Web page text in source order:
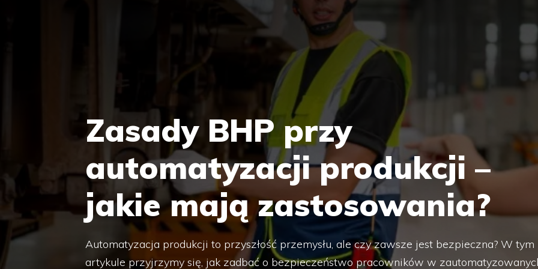
Zasady BHP przy
automatyzacji produkcji –
jakie mają zastosowania?
Automatyzacja produkcji to przyszłość przemysłu, ale czy zawsze jest bezpieczna? W tym
artykule przyjrzymy się, jak zadbać o bezpieczeństwo pracowników w